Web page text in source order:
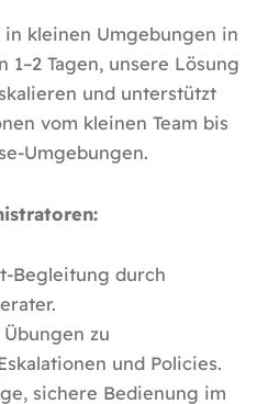
kleinen Umgebungen in
Tagen, unsere Lösung
und unterstützt
vom kleinen Team bis
Umgebungen.
Begleitung durch
zu
und Policies.
sichere Bedienung im